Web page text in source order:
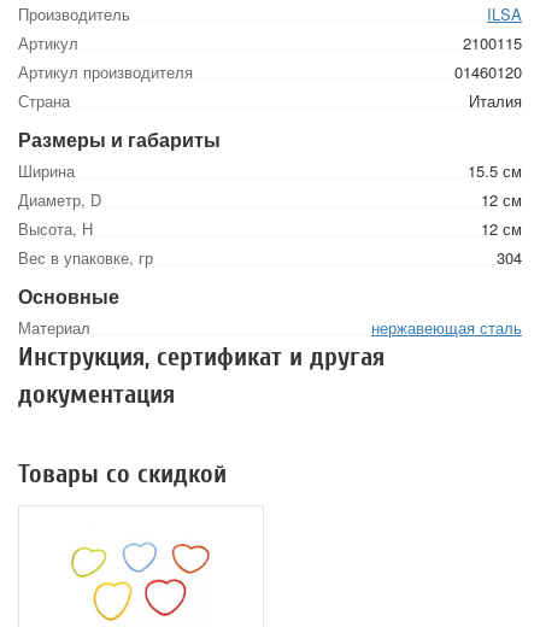
Производитель
ILSA
Артикул
2100115
Артикул производителя
01460120
Страна
Италия
Размеры и габариты
Ширина
15.5 см
Диаметр, D
12 см
Высота, Н
12 см
Вес в упаковке, гр
304
Основные
Материал нержавеющая сталь
Инструкция, сертификат и другая
документация
Товары со скидкой